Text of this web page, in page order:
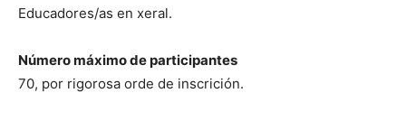
Educadores/as en xeral.
Número máximo de participantes
70, por rigorosa orde de inscrición.